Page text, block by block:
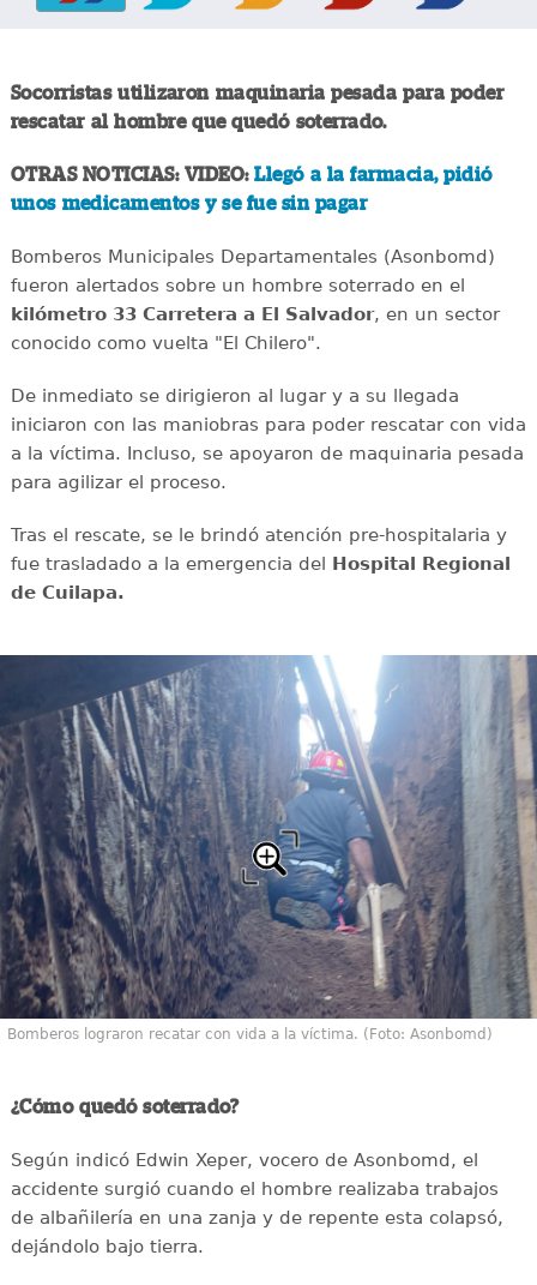
Socorristas utilizaron maquinaria pesada para poder
rescatar al hombre que quedó soterrado.
OTRAS NOTICIAS: VIDEO:Llegó a la farmacia, pidió
unos medicamentos y se fue sin pagar
Bomberos Municipales Departamentales (Asonbomd)
fueron alertados sobre un hombre soterrado en el
kilómetro 33 Carretera a El Salvador, en un sector
conocido como vuelta "El Chilero".
De inmediato se dirigieron al lugar y a su llegada
iniciaron con las maniobras para poder rescatar con vida
a la víctima. Incluso, se apoyaron de maquinaria pesada
para agilizar el proceso.
Tras el rescate, se le brindó atención pre-hospitalaria y
fue trasladado a la emergencia del
Hospital Regional
de Cuilapa.
Bomberos lograron recatar con vida a la víctima. (Foto: Asonbomd)
¿Cómo quedó soterrado?
Según indicó Edwin Xeper, vocero de Asonbomd, el
accidente surgió cuando el hombre realizaba trabajos
de albañilería en una zanja y de repente esta colapsó,
dejándolo bajo tierra.